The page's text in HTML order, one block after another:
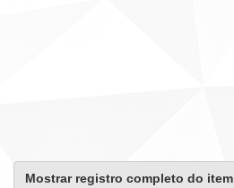
Mostrar registro completo do item